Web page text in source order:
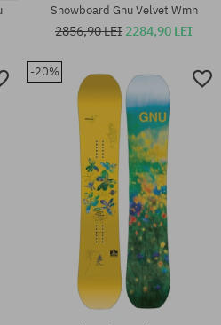
Mărimi existente:
Snowboard Gnu Velvet Wmn
2856,90 LEI 2284,90 LEI
-20%